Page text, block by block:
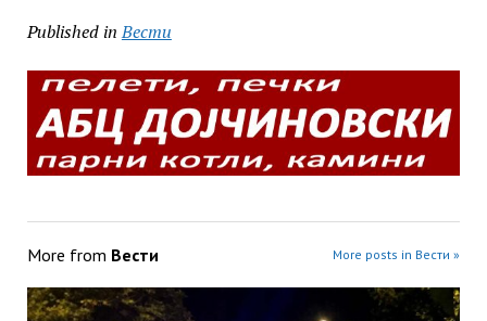
Published in Вести
More from Вести More posts in Вести »